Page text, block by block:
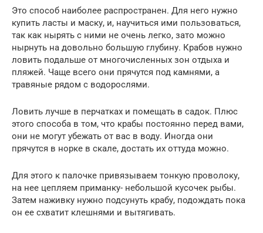
Это способ наиболее распространен. Для него нужно
купить ласты и маску, и, научиться ими пользоваться,
так как нырять с ними не очень легко, зато можно
нырнуть на довольно большую глубину. Крабов нужно
ловить подальше от многочисленных зон отдыха и
пляжей. Чаще всего они прячутся под камнями, а
травяные рядом с водорослями.
Ловить лучше в перчатках и помещать в садок. Плюс
этого способа в том, что крабы постоянно перед вами,
они не могут убежать от вас в воду. Иногда они
прячутся в норке в скале, достать их оттуда можно.
Для этого к палочке привязываем тонкую проволоку,
на нее цепляем приманку- небольшой кусочек рыбы.
Затем наживку нужно подсунуть крабу, подождать пока
он ее схватит клешнями и вытягивать.